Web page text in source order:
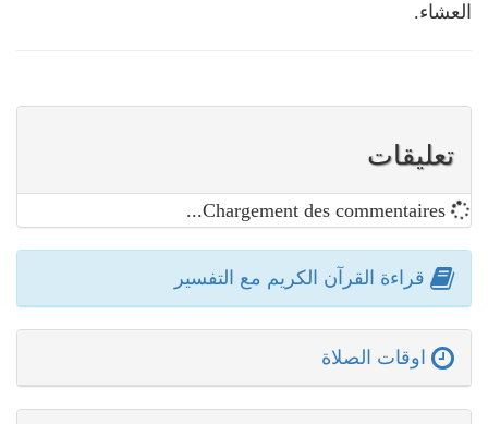
العشاء.
تعليقات
قراءة القرآن الكريم مع التفسير
اوقات الصلاة